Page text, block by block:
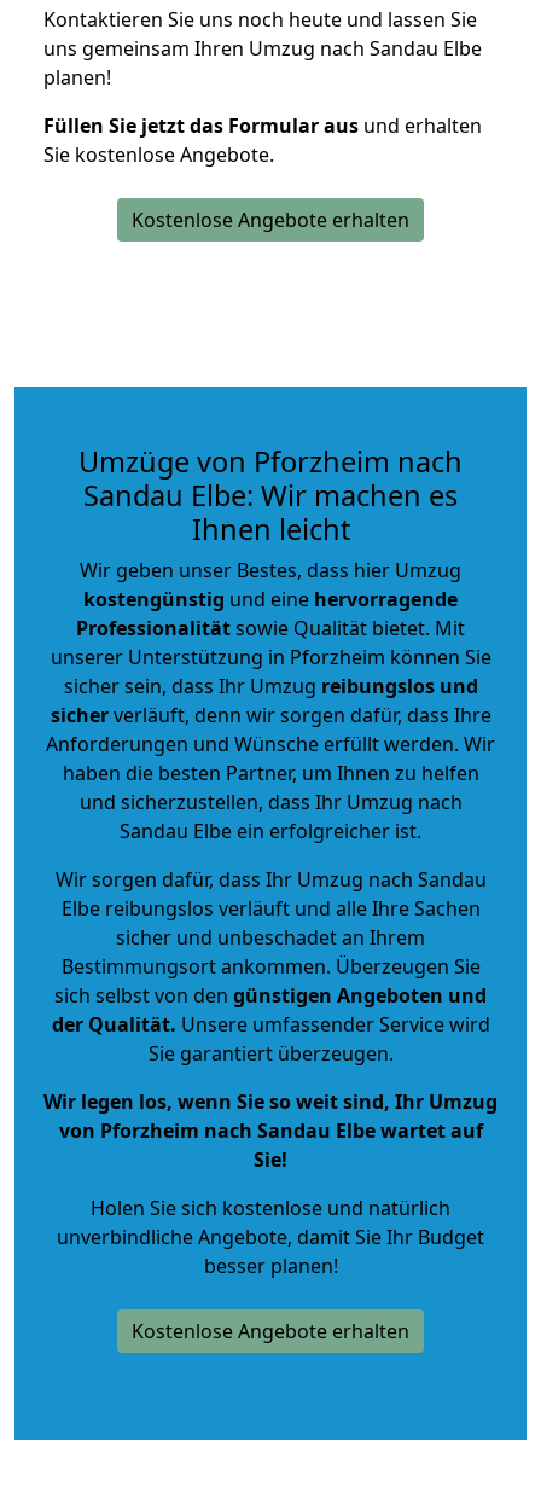
Kontaktieren Sie uns noch heute und lassen Sie
uns gemeinsam Ihren Umzug nach Sandau Elbe
planen!
Füllen Sie jetzt das Formular aus und erhalten
Sie kostenlose Angebote.
Kostenlose Angebote erhalten
Umzüge von Pforzheim nach
Sandau Elbe: Wir machen es
Ihnen leicht
Wir geben unser Bestes, dass hier Umzug
kostengünstig und eine hervorragende
Professionalitätsowie Qualität bietet. Mit
unserer Unterstützung in Pforzheim können Sie
sicher sein, dass Ihr Umzug reibungslos und
sicherverläuft, denn wir sorgen dafür, dass Ihre
Anforderungen und Wünsche erfüllt werden. Wir
haben die besten Partner, um Ihnen zu helfen
und sicherzustellen, dass Ihr Umzug nach
Sandau Elbe ein erfolgreicher ist.
Wir sorgen dafür, dass Ihr Umzug nach Sandau
Elbe reibungslos verläuft und alle Ihre Sachen
sicher und unbeschadet an Ihrem
Bestimmungsort ankommen. Überzeugen Sie
sich selbst von den günstigen Angeboten und
der Qualität. Unsere umfassender Service wird
Sie garantiert überzeugen.
Wir legen los, wenn Sie so weit sind, Ihr Umzug
von Pforzheim nach Sandau Elbe wartet auf
Sie!
Holen Sie sich kostenlose und natürlich
unverbindliche Angebote, damit Sie Ihr Budget
besser planen!
Kostenlose Angebote erhalten